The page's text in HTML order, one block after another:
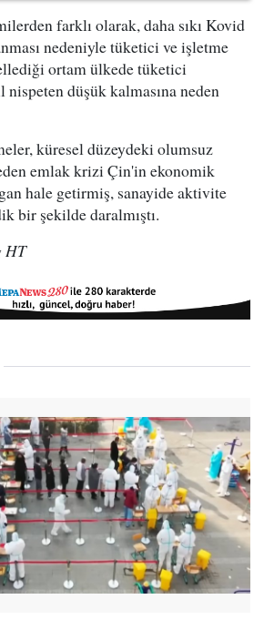
farklı olarak, daha sıkı Kovid
nedeniyle tüketici ve işletme
ortam ülkede tüketici
nispeten düşük kalmasına neden
küresel düzeydeki olumsuz
emlak krizi Çin'in ekonomik
hale getirmiş, sanayide aktivite
bir şekilde daralmıştı.
HT